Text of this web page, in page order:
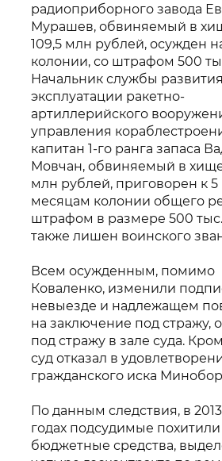
радиоприборного завода
Мурашев, обвиняемый в
109,5 млн рублей, осужден
колонии, со штрафом 500
Начальник службы
эксплуатации ракетно-
артиллерийского
управления
капитан 1-го ранга запаса
Мовчан, обвиняемый в
млн рублей, приговорен к 5
месяцам колонии общего
штрафом в размере 500
также лишен воинского
Всем осужденным, помимо
Коваленко, изменили
невыезде и надлежащем
на заключение под стражу,
под стражу в зале суда.
суд отказал в
гражданского иска
По данным следствия, в
годах подсудимые похитили
бюджетные средства,